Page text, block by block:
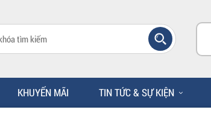
KHUYẾN MÃI TIN TỨC & SỰ KIỆN